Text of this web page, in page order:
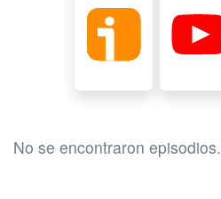
No se encontraron episodios.